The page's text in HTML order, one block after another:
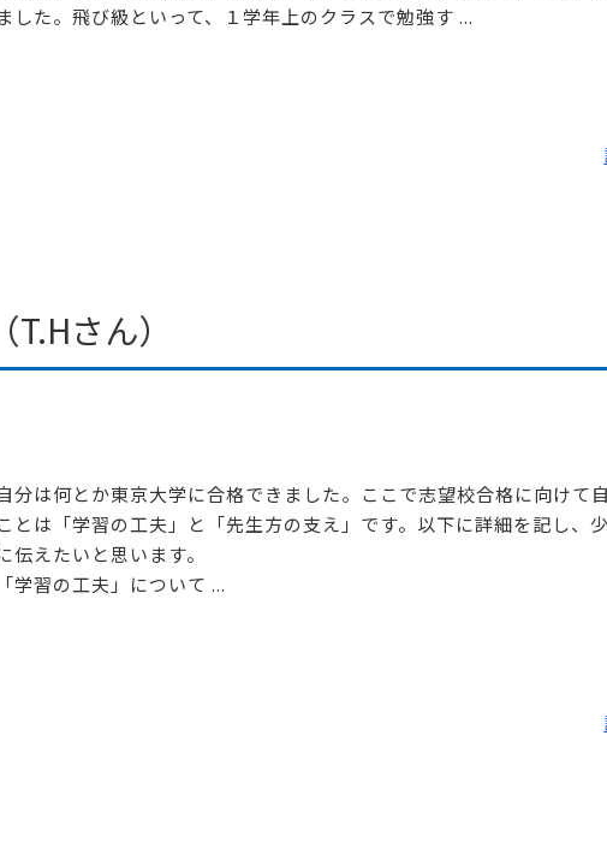
した。飛び級といって、１学年上のクラスで勉強す ...
さん）
分は何とか東京大学に合格できました。ここで志望校合格に向けて
とは「学習の工夫」と「先生方の支え」です。以下に詳細を記し、
伝えたいと思います。
学習の工夫」について ...